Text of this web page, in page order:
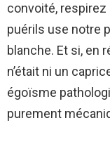
convoité, respirez
puérils use notre
blanche. Et si, en
n’était ni un
égoïsme
purement